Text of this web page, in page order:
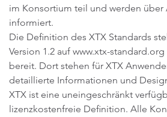
im Konsortium teil und werden über
informiert.
Die Definition des XTX Standards
Version 1.2 auf www.xtx-
bereit. Dort stehen für XTX
detaillierte Informationen und
XTX ist eine uneingeschränkt
lizenzkostenfreie Definition. Alle